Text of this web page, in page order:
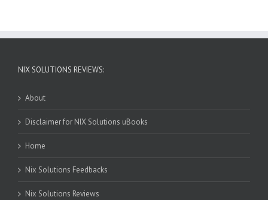
NIX SOLUTIONS REVIEWS:
About
Disclaimer for NIX Solutions uBooks
Home
Nix Solutions Feedbacks
Nix Solutions Reviews